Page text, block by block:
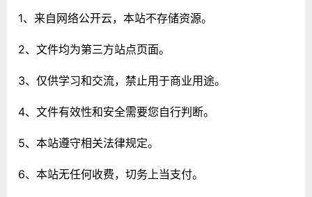
1、来自网络公开云，本站不存储资源。
2、文件均为第三方站点页面。
3、仅供学习和交流，禁止用于商业用途。
4、文件有效性和安全需要您自行判断。
5、本站遵守相关法律规定。
6、本站无任何收费，切务上当支付。